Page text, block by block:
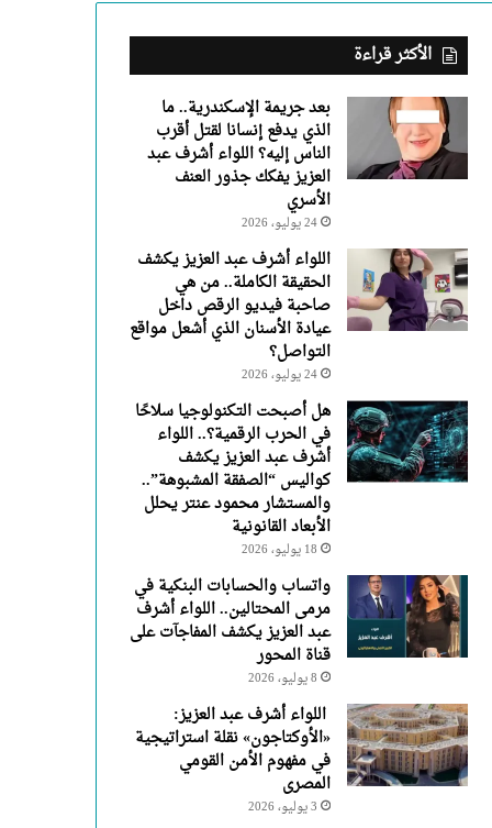
يفكك
جذور
العنف
الأسري
الأكثر قراءة
بعد جريمة الإسكندرية.. ما
الذي يدفع إنسانا لقتل أقرب
الناس إليه؟ اللواء أشرف عبد
العزيز يفكك جذور العنف
الأسري
24 يوليو، 2026
اللواء أشرف عبد العزيز يكشف
الحقيقة الكاملة.. من هي
صاحبة فيديو الرقص داخل
عيادة الأسنان الذي أشعل مواقع
التواصل؟
24 يوليو، 2026
هل أصبحت التكنولوجيا سلاحًا
في الحرب الرقمية؟.. اللواء
أشرف عبد العزيز يكشف
كواليس “الصفقة المشبوهة”..
والمستشار محمود عنتر يحلل
الأبعاد القانونية
18 يوليو، 2026
واتساب والحسابات البنكية في
مرمى المحتالين.. اللواء أشرف
عبد العزيز يكشف المفاجآت على
قناة المحور
8 يوليو، 2026
اللواء أشرف عبد العزيز:
«الأوكتاجون» نقلة استراتيجية
في مفهوم الأمن القومي
المصرى
3 يوليو، 2026